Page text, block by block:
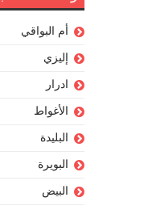
أم البواقي
إليزي
ادرار
الأغواط
البليدة
البويرة
البيض